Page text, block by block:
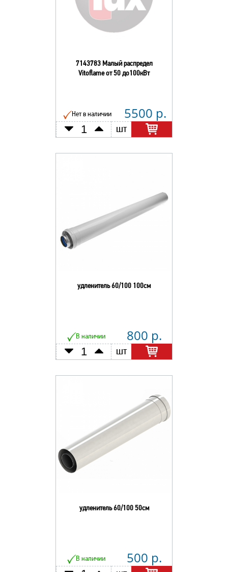
7143783 Малый распредел
Vitoflame от 50 до100кВт
Нет в наличии 5500 р.
шт
удленитель 60/100 100см
В наличии 800 р.
шт
удленитель 60/100 50см
В наличии 500 р.